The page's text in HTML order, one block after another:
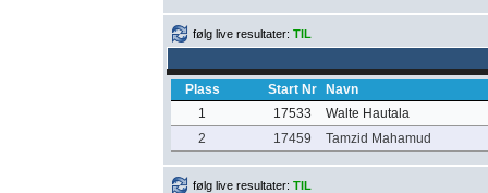
følg live resultater: TIL
Plass Start Nr
Navn
1
17533
Walte Hautala
2
17459 Tamzid Mahamud
følg live resultater: TIL